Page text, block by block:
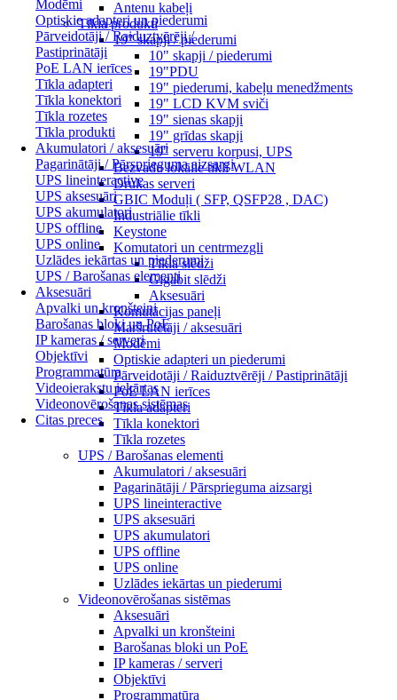
Modēmi
Optiskie adapteri un piederumi
Pārveidotāji / Raiduztvērēji /
Pastiprinātāji
PoE LAN ierīces
Tīkla adapteri
Tīkla konektori
Tīkla rozetes
Tīkla produkti
Akumulatori / aksesuāri
Pagarinātāji / Pārsprieguma aizsargi
UPS lineinteractive
UPS aksesuāri
UPS akumulatori
UPS offline
UPS online
Uzlādes iekārtas un piederumi
UPS / Barošanas elementi
Aksesuāri
Apvalki un kronšteini
Barošanas bloki un PoE
IP kameras / serveri
Objektīvi
Programmatūra
Videoierakstu iekārtas
Videonovērošanas sistēmas
Citas preces
Antenu kabeļi
Tīkla produkti
19" skapji / piederumi
10" skapji / piederumi
19"PDU
19" piederumi, kabeļu menedžments
19" LCD KVM sviči
19" sienas skapji
19" grīdas skapji
19" serveru korpusi, UPS
Bezvadu lokālie tīkli WLAN
Drukas serveri
GBIC Moduļi ( SFP, QSFP28 , DAC)
Industriālie tīkli
Keystone
Komutatori un centrmezgli
Tīkla slēdži
Gigabit slēdži
Aksesuāri
Komutācijas paneļi
Maršrutētāji / aksesuāri
Modēmi
Optiskie adapteri un piederumi
Pārveidotāji / Raiduztvērēji / Pastiprinātāji
PoE LAN ierīces
Tīkla adapteri
Tīkla konektori
Tīkla rozetes
UPS / Barošanas elementi
Akumulatori / aksesuāri
Pagarinātāji / Pārsprieguma aizsargi
UPS lineinteractive
UPS aksesuāri
UPS akumulatori
UPS offline
UPS online
Uzlādes iekārtas un piederumi
Videonovērošanas sistēmas
Aksesuāri
Apvalki un kronšteini
Barošanas bloki un PoE
IP kameras / serveri
Objektīvi
Programmatūra